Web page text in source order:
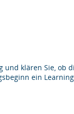
klären Sie, ob
ein